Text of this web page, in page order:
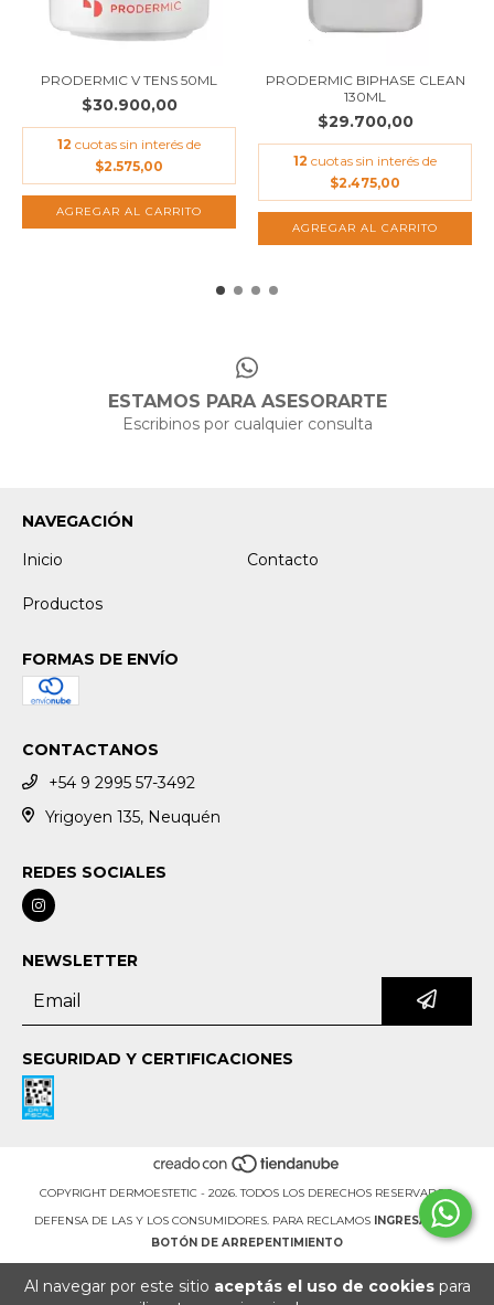
Al navegar por este sitio aceptás el uso de cookiespara
PRODERMIC V TENS 50ML
$30.900,00
12 cuotas sin interés de
$2.575,00
PRODERMIC BIPHASE CLEAN
130ML
$29.700,00
12 cuotas sin interés de
$2.475,00
ESTAMOS PARA ASESORARTE
Escribinos por cualquier consulta
NAVEGACIÓN
Inicio
Contacto
Productos
FORMAS DE ENVÍO
CONTACTANOS
+54 9 2995 57-3492
Yrigoyen 135, Neuquén
REDES SOCIALES
NEWSLETTER
SEGURIDAD Y CERTIFICACIONES
COPYRIGHT DERMOESTETIC - 2026. TODOS LOS DERECHOS RESERVADOS.
DEFENSA DE LAS Y LOS CONSUMIDORES. PARA RECLAMOS INGRESÁ ACÁ.
BOTÓN DE ARREPENTIMIENTO